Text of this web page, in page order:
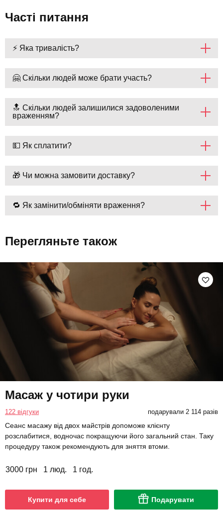
Часті питання
⚡ Яка тривалість?
🤗 Скільки людей може брати участь?
🔝 Скільки людей залишилися задоволеними
враженням?
💵 Як сплатити?
🎁 Чи можна замовити доставку?
🔁 Як замінити/обміняти враження?
Перегляньте також
Масаж у чотири руки
122 відгуки подарували 2 114 разів
Сеанс масажу від двох майстрів допоможе клієнту
розслабитися, водночас покращуючи його загальний стан. Таку
процедуру також рекомендують для зняття втоми.
3000 грн 1 люд. 1 год.
Купити для себе Подарувати